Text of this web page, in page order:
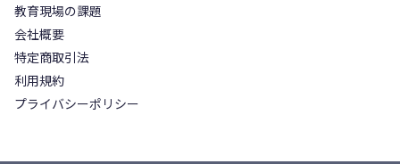
教育現場の課題
会社概要
特定商取引法
利用規約
プライバシーポリシー